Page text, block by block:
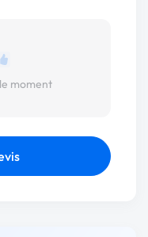
moment